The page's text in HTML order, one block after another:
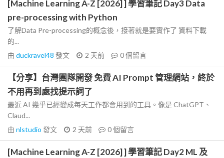
[Machine Learning A-Z [2026] ] 學習筆記 Day3 Data
pre-processing with Python
了解Data Pre-processing的概念後，接著就是要實作了 資料下載
的...
由 duckravel48 發文 2 天前 0個留言
【分享】台灣團隊開發 免費 AI Prompt 管理網站，終於
不用再到處找提示詞了
最近 AI 幾乎已經變成每天工作都會用到的工具。像是 ChatGPT、
Claud...
由 nlstudio 發文 2 天前 0個留言
[Machine Learning A-Z [2026] ] 學習筆記 Day2 ML 及